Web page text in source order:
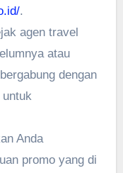
.
agen travel
atau
dengan
Anda
promo yang di